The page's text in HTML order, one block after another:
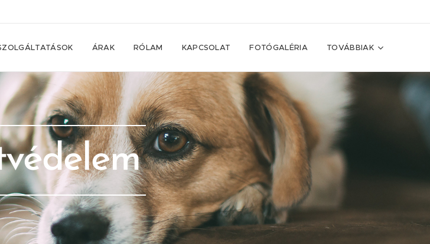
ÁRAK RÓLAM KAPCSOLAT FOTÓGALÉRIA TOVÁBBIAK